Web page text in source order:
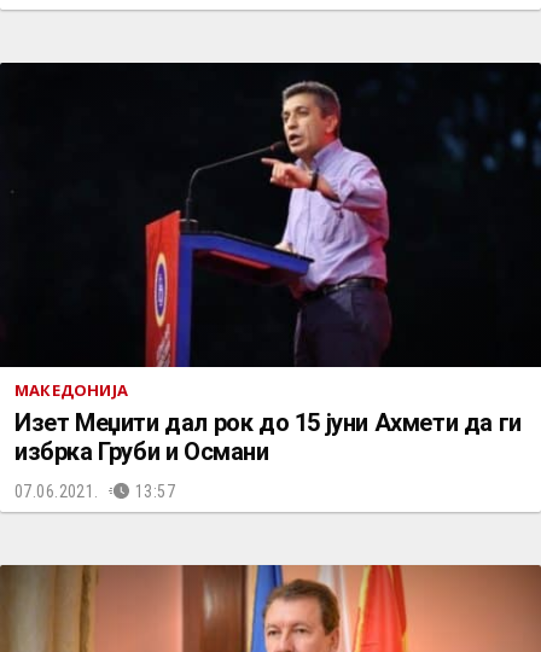
МАКЕДОНИЈА
Изет Меџити дал рок до 15 јуни Ахмети да ги
избрка Груби и Османи
07.06.2021. 13:57